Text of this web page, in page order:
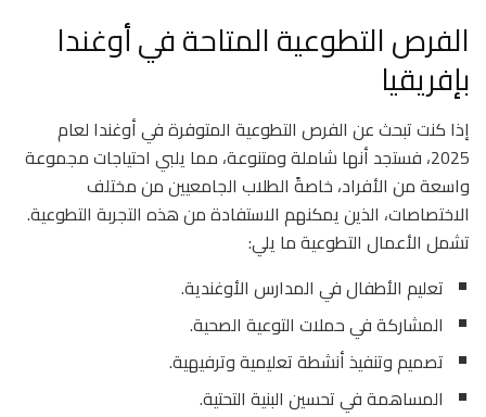
الفرص التطوعية المتاحة في أوغندا
بإفريقيا
إذا كنت تبحث عن الفرص التطوعية المتوفرة في أوغندا لعام
2025، فستجد أنها شاملة ومتنوعة، مما يلبي احتياجات مجموعة
واسعة من الأفراد، خاصةً الطلاب الجامعيين من مختلف
الاختصاصات، الذين يمكنهم الاستفادة من هذه التجربة التطوعية.
تشمل الأعمال التطوعية ما يلي:
تعليم الأطفال في المدارس الأوغندية.
المشاركة في حملات التوعية الصحية.
تصميم وتنفيذ أنشطة تعليمية وترفيهية.
المساهمة في تحسين البنية التحتية.